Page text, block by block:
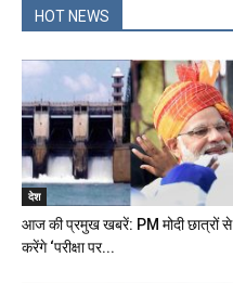
HOT NEWS
देश
आज की प्रमुख खबरें: PM मोदी छात्रों से
करेंगे ‘परीक्षा पर...